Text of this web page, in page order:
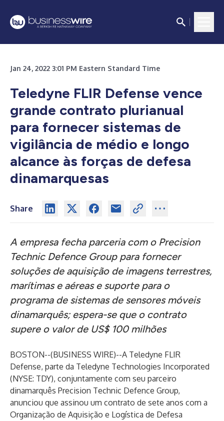
Jan 24, 2022 3:01 PM Eastern Standard Time
Teledyne FLIR Defense vence
grande contrato plurianual
para fornecer sistemas de
vigilância de médio e longo
alcance às forças de defesa
dinamarquesas
Share
A empresa fecha parceria com o Precision
Technic Defence Group para fornecer
soluções de aquisição de imagens terrestres,
marítimas e aéreas e suporte para o
programa de sistemas de sensores móveis
dinamarquês; espera-se que o contrato
supere o valor de US$ 100 milhões
BOSTON--(BUSINESS WIRE)--A Teledyne FLIR
Defense, parte da Teledyne Technologies Incorporated
(NYSE: TDY), conjuntamente com seu parceiro
dinamarquês Precision Technic Defence Group,
anunciou que assinou um contrato de sete anos com a
Organização de Aquisição e Logística de Defesa